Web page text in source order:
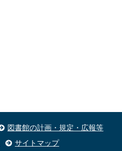
図書館の計画・規定・広報等
サイトマップ